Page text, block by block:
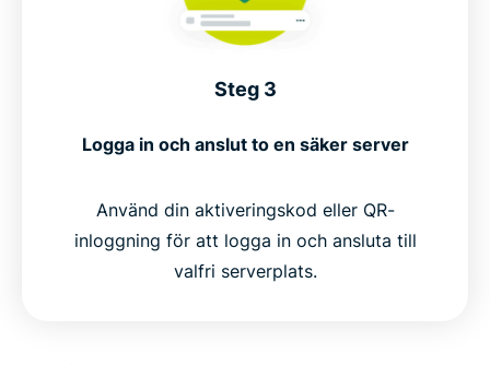
Steg 3
Logga in och anslut to en säker server
Använd din aktiveringskod eller QR-
inloggning för att logga in och ansluta till
valfri serverplats.